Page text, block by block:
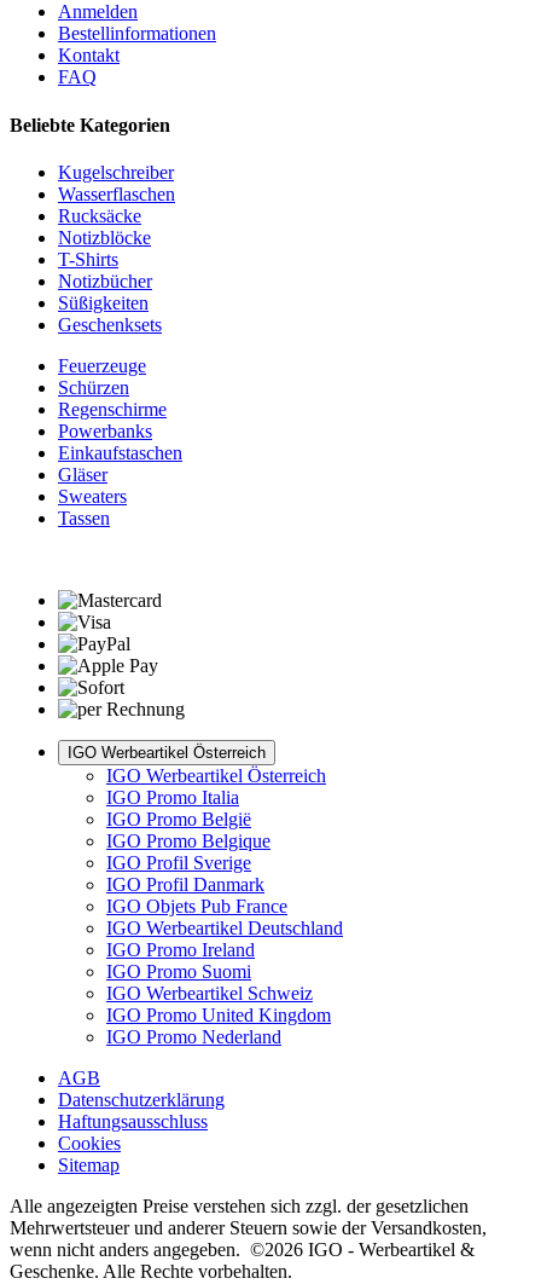
Anmelden
Bestellinformationen
Kontakt
FAQ
Beliebte Kategorien
Kugelschreiber
Wasserflaschen
Rucksäcke
Notizblöcke
T-Shirts
Notizbücher
Süßigkeiten
Geschenksets
Feuerzeuge
Schürzen
Regenschirme
Powerbanks
Einkaufstaschen
Gläser
Sweaters
Tassen
IGO Werbeartikel Österreich
IGO Werbeartikel Österreich
IGO Promo Italia
IGO Promo België
IGO Promo Belgique
IGO Profil Sverige
IGO Profil Danmark
IGO Objets Pub France
IGO Werbeartikel Deutschland
IGO Promo Ireland
IGO Promo Suomi
IGO Werbeartikel Schweiz
IGO Promo United Kingdom
IGO Promo Nederland
AGB
Datenschutzerklärung
Haftungsausschluss
Cookies
Sitemap
Alle angezeigten Preise verstehen sich zzgl. der gesetzlichen
Mehrwertsteuer und anderer Steuern sowie der Versandkosten,
wenn nicht anders angegeben. ©2026 IGO - Werbeartikel &
Geschenke. Alle Rechte vorbehalten.